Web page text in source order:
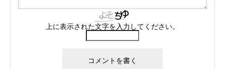
上に表示された文字を入力してください。